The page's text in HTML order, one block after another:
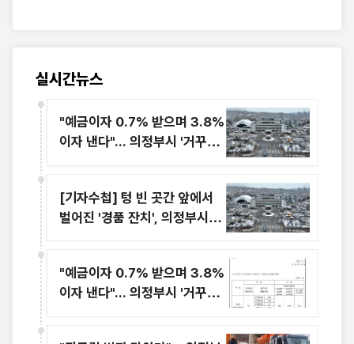
실시간뉴스
"예금이자 0.7% 받으며 3.8%
이자 낸다"... 의정부시 '거꾸로
[기자수첩] 텅 빈 곳간 앞에서
벌어진 '경품 잔치', 의정부시장
"예금이자 0.7% 받으며 3.8%
이자 낸다"... 의정부시 '거꾸로